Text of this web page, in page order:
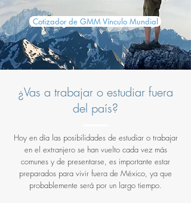
Cotizador de GMM Vínculo Mundial
¿Vas a trabajar o estudiar fuera
del país?
Hoy en día las posibilidades de estudiar o trabajar
en el extranjero se han vuelto cada vez más
comunes y de presentarse, es importante estar
preparados para vivir fuera de México, ya que
probablemente será por un largo tiempo.